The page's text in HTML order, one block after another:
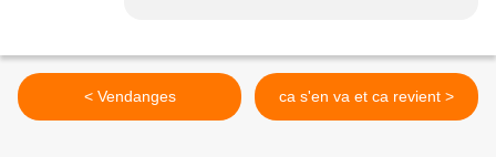
< Vendanges ca s'en va et ca revient >